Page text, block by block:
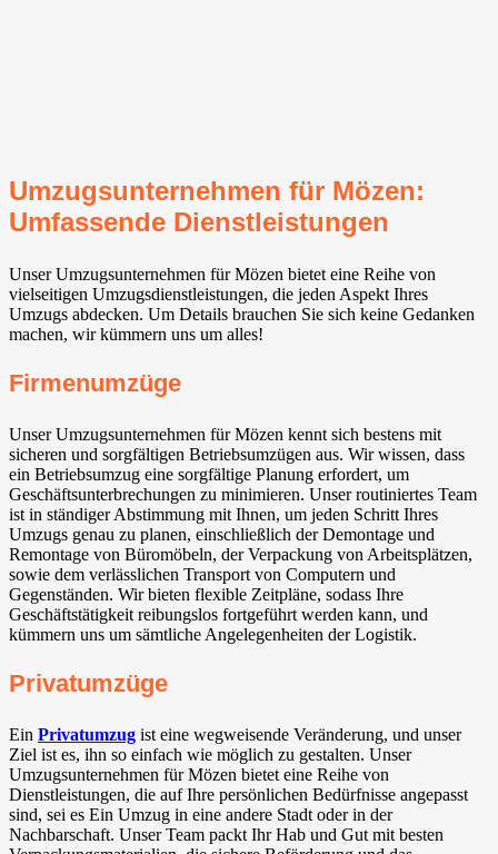
Umzugsunternehmen für Mözen:
Umfassende Dienstleistungen
Unser Umzugsunternehmen für Mözen bietet eine Reihe von
vielseitigen Umzugsdienstleistungen, die jeden Aspekt Ihres
Umzugs abdecken. Um Details brauchen Sie sich keine Gedanken
machen, wir kümmern uns um alles!
Firmenumzüge
Unser Umzugsunternehmen für Mözen kennt sich bestens mit
sicheren und sorgfältigen Betriebsumzügen aus. Wir wissen, dass
ein Betriebsumzug eine sorgfältige Planung erfordert, um
Geschäftsunterbrechungen zu minimieren. Unser routiniertes Team
ist in ständiger Abstimmung mit Ihnen, um jeden Schritt Ihres
Umzugs genau zu planen, einschließlich der Demontage und
Remontage von Büromöbeln, der Verpackung von Arbeitsplätzen,
sowie dem verlässlichen Transport von Computern und
Gegenständen. Wir bieten flexible Zeitpläne, sodass Ihre
Geschäftstätigkeit reibungslos fortgeführt werden kann, und
kümmern uns um sämtliche Angelegenheiten der Logistik.
Privatumzüge
Ein Privatumzug ist eine wegweisende Veränderung, und unser
Ziel ist es, ihn so einfach wie möglich zu gestalten. Unser
Umzugsunternehmen für Mözen bietet eine Reihe von
Dienstleistungen, die auf Ihre persönlichen Bedürfnisse angepasst
sind, sei es Ein Umzug in eine andere Stadt oder in der
Nachbarschaft. Unser Team packt Ihr Hab und Gut mit besten